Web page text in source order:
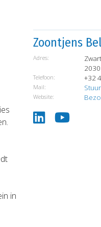
in
Zoontjens
Adres:
Telefoon: +32
Mail:
Website: